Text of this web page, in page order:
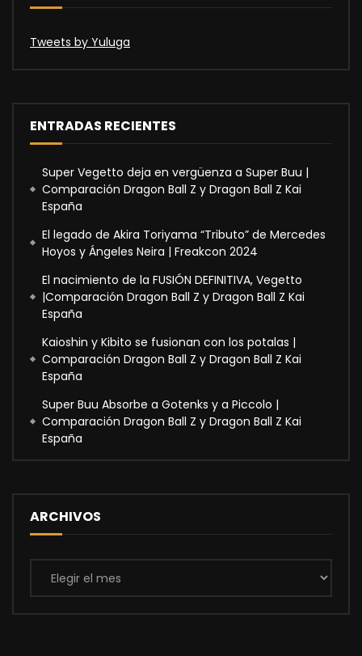
Tweets by Yuluga
ENTRADAS RECIENTES
Super Vegetto deja en vergüenza a Super Buu |
Comparación Dragon Ball Z y Dragon Ball Z Kai
España
El legado de Akira Toriyama “Tributo” de Mercedes
Hoyos y Ángeles Neira | Freakcon 2024
El nacimiento de la FUSIÓN DEFINITIVA, Vegetto
|Comparación Dragon Ball Z y Dragon Ball Z Kai
España
Kaioshin y Kibito se fusionan con los potalas |
Comparación Dragon Ball Z y Dragon Ball Z Kai
España
Super Buu Absorbe a Gotenks y a Piccolo |
Comparación Dragon Ball Z y Dragon Ball Z Kai
España
ARCHIVOS
Archivos